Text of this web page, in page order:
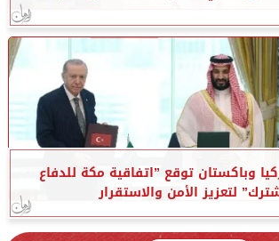
وباكستان توقع ”اتفاقية مكة للدفاع
لتعزيز الأمن والاستقرار